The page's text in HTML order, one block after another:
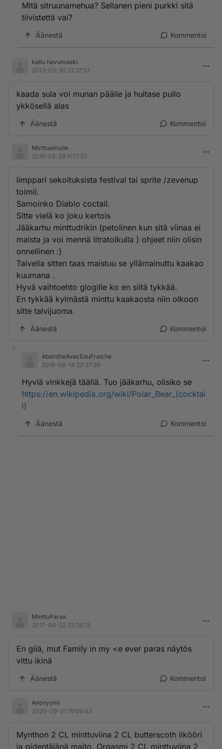
Mitä sitruunamehua? Sellanen pieni purkki sitä
tiivistettä vai?
Äänestä Kommentoi
kallu havumaeki
2013-03-30 22:17:57
kaada sula voi munan päälle ja huitase pullo
ykkösellä alas
Äänestä Kommentoi
Minttuamulle
2016-05-28 11:17:01
limppari sekoituksista festival tai sprite /zevenup
toimii.
Samoinko Diablo coctail.
Sitte vielä ko joku kertois
Jääkarhu minttudrikin (petolinen kun sitä viinaa ei
maista ja voi mennä litratolkulla ) ohjeet niin olisin
onnellinen :)
Talvella sitten taas maistuu se yllämainuttu kaakao
kuumana .
Hyvä vaihtoehto glogille ko en siitä tykkää.
En tykkää kylmästä minttu kaakaosta niin olkoon
sitte talvijuoma.
Äänestä Kommentoi
AbsintheAvecEauFraiche
2016-08-14 22:37:39
Hyviä vinkkejä täällä. Tuo jääkarhu, olisiko se
https://en.wikipedia.org/wiki/Polar_Bear_(cocktai
l)
Äänestä Kommentoi
MinttuParas
2017-04-22 23:26:13
En giiä, mut Family in my <e ever paras näytös
vittu ikinä
Äänestä Kommentoi
Anonyymi
2020-09-01 19:06:43
Mynthon 2 CL minttuviina 2 CL butterscoth likööri
ja pidentäjänä maito, Orgasmi 2 CL minttuviina 2